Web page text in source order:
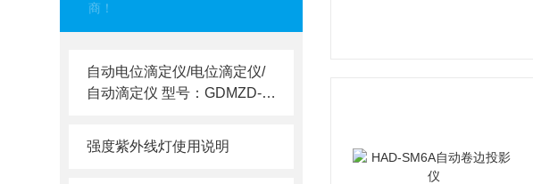
商！
自动电位滴定仪/电位滴定仪/
自动滴定仪 型号：GDMZD-2
强度紫外线灯使用说明